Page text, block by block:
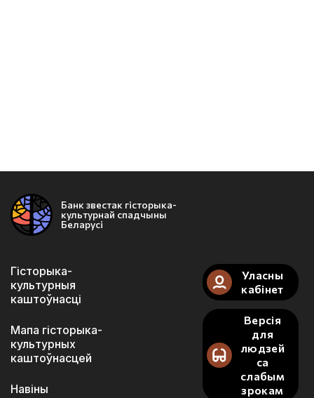
Банк звестак гісторыка-
культурнай спадчыны
Беларусі
Гісторыка-
культурныя
каштоўнасці
Мапа гісторыка-
культурных
каштоўнасцей
Навіны
Уласны
кабінет
Версія
для
людзей
са
слабым
зрокам